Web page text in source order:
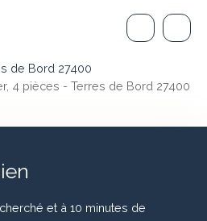
de Bord 27400
4 pièces - Terres de Bord 27400
et à 10 minutes de